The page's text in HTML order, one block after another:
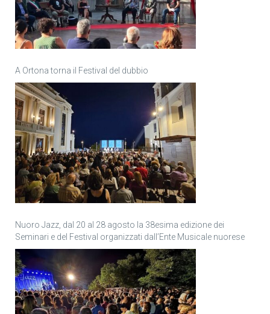
A Ortona torna il Festival del dubbio
Nuoro Jazz, dal 20 al 28 agosto la 38esima edizione dei
Seminari e del Festival organizzati dall’Ente Musicale nuorese